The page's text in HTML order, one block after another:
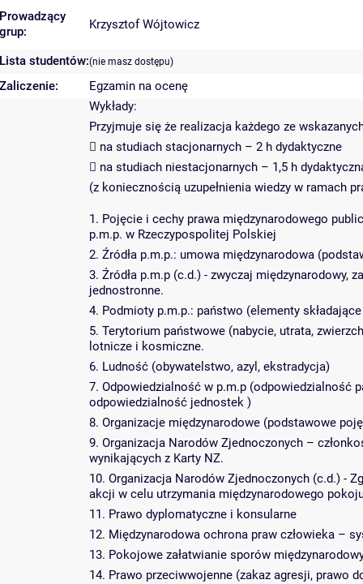
Prowadzący
grup:
Krzysztof Wójtowicz
Lista studentów:(nie masz dostępu)
Zaliczenie: Egzamin na ocenę
Wykłady:
Przyjmuje się że realizacja każdego ze
 na studiach stacjonarnych – 2 h dydaktyczne
 na studiach niestacjonarnych – 1,5 h
(z koniecznością uzupełnienia wiedzy w ramach
1. Pojęcie i cechy prawa międzynarodowego
p.m.p. w Rzeczypospolitej Polskiej
2. Źródła p.m.p.: umowa międzynarodowa
3. Źródła p.m.p (c.d.) - zwyczaj międzynarodowy,
jednostronne.
4. Podmioty p.m.p.: państwo (elementy
5. Terytorium państwowe (nabycie, utrata,
lotnicze i kosmiczne.
6. Ludność (obywatelstwo, azyl, ekstradycja)
7. Odpowiedzialność w p.m.p (odpowiedzialność
odpowiedzialność jednostek )
8. Organizacje międzynarodowe (podstawowe
9. Organizacja Narodów Zjednoczonych –
wynikających z Karty NZ.
10. Organizacja Narodów Zjednoczonych (c.d.) -
akcji w celu utrzymania międzynarodowego
11. Prawo dyplomatyczne i konsularne
12. Międzynarodowa ochrona praw człowieka –
13. Pokojowe załatwianie sporów
14. Prawo przeciwwojenne (zakaz agresji, prawo